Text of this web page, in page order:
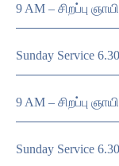
9 AM – சிறப்பு
Sunday Service
9 AM – சிறப்பு
Sunday Service